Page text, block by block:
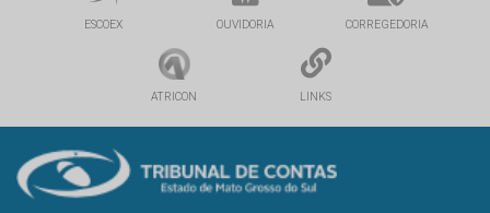
ESCOEX OUVIDORIA CORREGEDORIA
ATRICON LINKS